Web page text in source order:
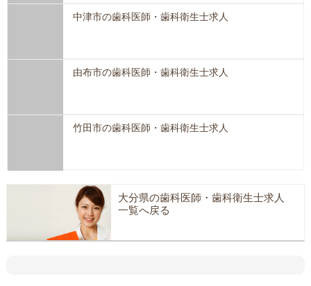
中津市の歯科医師・歯科衛生士求人
由布市の歯科医師・歯科衛生士求人
竹田市の歯科医師・歯科衛生士求人
大分県の歯科医師・歯科衛生士求人
一覧へ戻る